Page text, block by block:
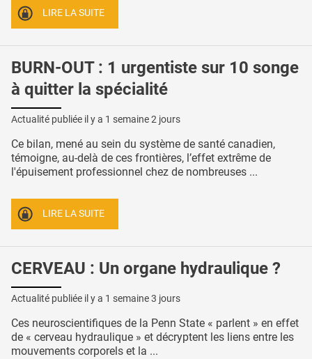
LIRE LA SUITE
BURN-OUT : 1 urgentiste sur 10 songe
à quitter la spécialité
Actualité publiée il y a 1 semaine 2 jours
Ce bilan, mené au sein du système de santé canadien,
témoigne, au-delà de ces frontières, l’effet extrême de
l'épuisement professionnel chez de nombreuses ...
LIRE LA SUITE
CERVEAU : Un organe hydraulique ?
Actualité publiée il y a 1 semaine 3 jours
Ces neuroscientifiques de la Penn State « parlent » en effet
de « cerveau hydraulique » et décryptent les liens entre les
mouvements corporels et la ...